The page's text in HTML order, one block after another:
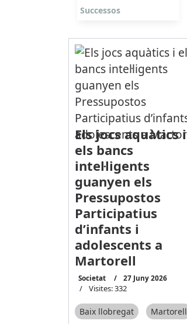
Successos
Els jocs aquàtics i
els bancs
intel·ligents
guanyen els
Pressupostos
Participatius
d’infants i
adolescents a
Martorell
Societat 27 Juny 2026
Visites: 332
Baix llobregat Martorell